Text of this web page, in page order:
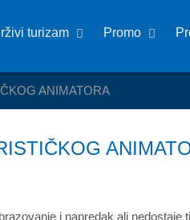
turizam Promo
ANIMATORA
i napredak ali